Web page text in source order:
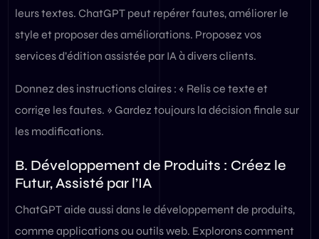
leurs textes. ChatGPT peut repérer fautes, améliorer le
style et proposer des améliorations. Proposez vos
services d’édition assistée par IA à divers clients.
Donnez des instructions claires : « Relis ce texte et
corrige les fautes. » Gardez toujours la décision finale sur
les modifications.
B. Développement de Produits : Créez le
Futur, Assisté par l’IA
ChatGPT aide aussi dans le développement de produits,
comme applications ou outils web. Explorons comment